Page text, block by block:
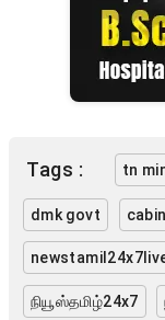
Tags : tn
dmk govt
நியூஸ்தமிழ்24x7